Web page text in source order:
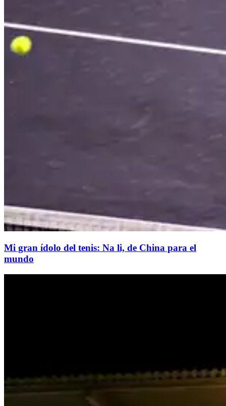
​Mi gran ídolo del tenis: Na li, de China para el
mundo